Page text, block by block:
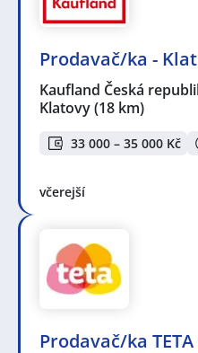
Prodavač/ka -
Kaufland Česká
Klatovy(18 km)
33 000 – 35 000 Kč
včerejší
Prodavač/ka